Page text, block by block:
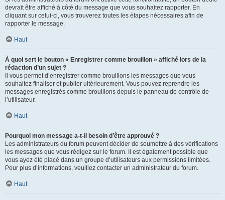
devrait être affiché à côté du message que vous souhaitez rapporter. En
cliquant sur celui-ci, vous trouverez toutes les étapes nécessaires afin de
rapporter le message.
Haut
À quoi sert le bouton « Enregistrer comme brouillon » affiché lors de la
rédaction d’un sujet ?
Il vous permet d’enregistrer comme brouillons les messages que vous
souhaitez finaliser et publier ultérieurement. Vous pouvez reprendre les
messages enregistrés comme brouillons depuis le panneau de contrôle de
l’utilisateur.
Haut
Pourquoi mon message a-t-il besoin d’être approuvé ?
Les administrateurs du forum peuvent décider de soumettre à des vérifications
les messages que vous rédigez sur le forum. Il est également possible que
vous ayez été placé dans un groupe d’utilisateurs aux permissions limitées.
Pour plus d’informations, veuillez contacter un administrateur du forum.
Haut